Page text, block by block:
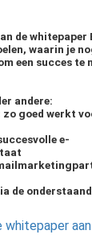
de
waarin je
een succes te
andere:
goed werkt
e-
de
whitepaper aan